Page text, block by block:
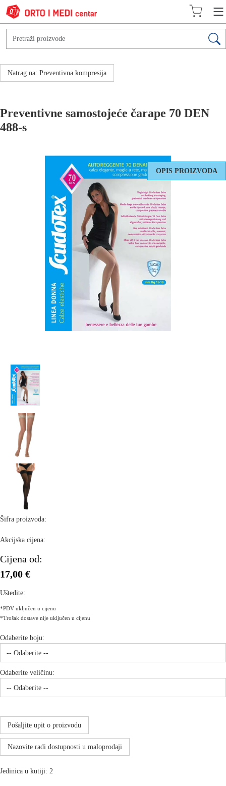
Natrag na: Preventivna kompresija
Preventivne samostojeće čarape 70 DEN
488-s
OPIS PROIZVODA
Šifra proizvoda:
Akcijska cijena:
Cijena od:
17,00 €
Uštedite:
*PDV uključen u cijenu
*Trošak dostave nije uključen u cijenu
Odaberite boju:
Odaberite veličinu:
Pošaljite upit o proizvodu
Nazovite radi dostupnosti u maloprodaji
Jedinica u kutiji: 2